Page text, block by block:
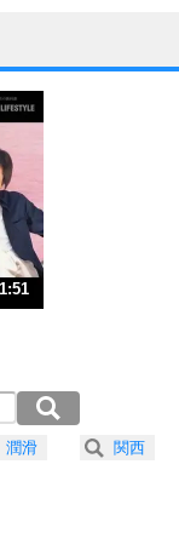
い。
、行動しないから。
さで表現する。
1:51
潤滑 関西